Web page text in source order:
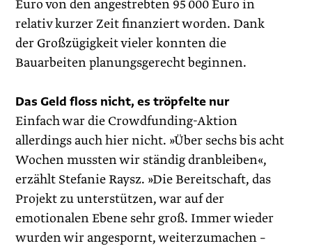
Euro von den angestrebten 95 000 Euro in
relativ kurzer Zeit finanziert worden. Dank
der Großzügigkeit vieler konnten die
Bauarbeiten planungsgerecht beginnen.
Das Geld floss nicht, es tröpfelte nur
Einfach war die Crowdfunding-Aktion
allerdings auch hier nicht. »Über sechs bis acht
Wochen mussten wir ständig dranbleiben«,
erzählt Stefanie Raysz. »Die Bereitschaft, das
Projekt zu unterstützen, war auf der
emotionalen Ebene sehr groß. Immer wieder
wurden wir angespornt, weiterzumachen –